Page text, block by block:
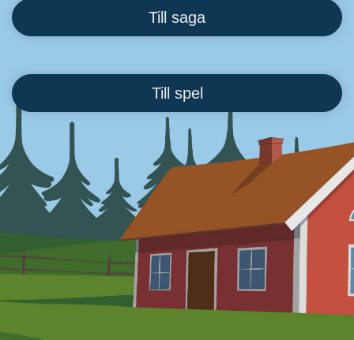
Till saga
Till spel